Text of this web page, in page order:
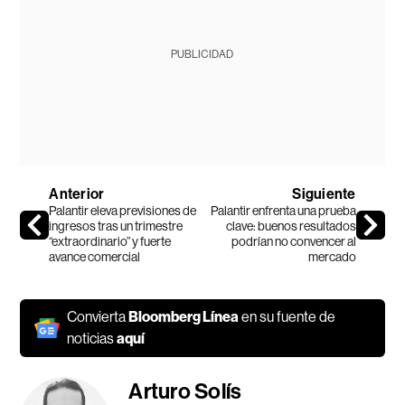
PUBLICIDAD
Anterior
Palantir eleva previsiones de
ingresos tras un trimestre
“extraordinario” y fuerte
avance comercial
Siguiente
Palantir enfrenta una prueba
clave: buenos resultados
podrían no convencer al
mercado
ConviertaBloomberg Líneaen su fuente de
noticiasaquí
Arturo Solís